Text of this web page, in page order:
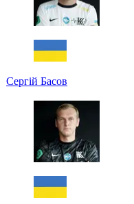
Сергій Басов